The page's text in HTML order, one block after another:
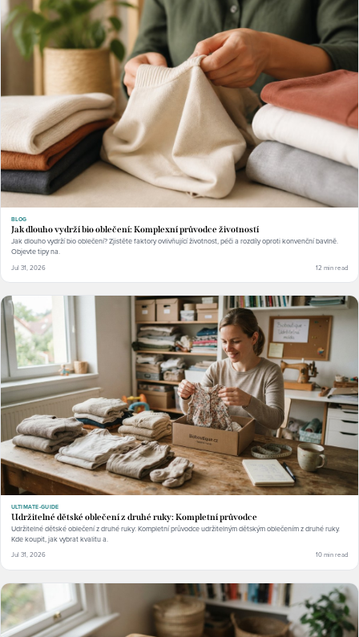
BLOG
Jak dlouho vydrží bio oblečení: Komplexní průvodce životností
Jak dlouho vydrží bio oblečení? Zjistěte faktory ovlivňující životnost, péči a rozdíly oproti konvenční bavlně.
Objevte tipy na.
Jul 31, 2026 12 min read
ULTIMATE-GUIDE
Udržitelné dětské oblečení z druhé ruky: Kompletní průvodce
Udržitelné dětské oblečení z druhé ruky: Kompletní průvodce udržitelným dětským oblečením z druhé ruky.
Kde koupit, jak vybrat kvalitu a.
Jul 31, 2026 10 min read